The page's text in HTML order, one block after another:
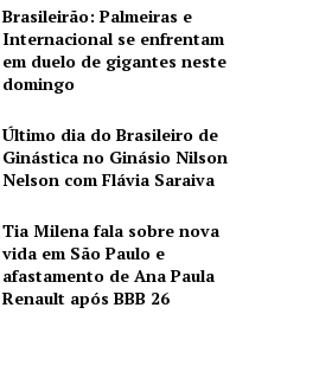
Brasileirão: Palmeiras e
Internacional se enfrentam
em duelo de gigantes neste
domingo
Último dia do Brasileiro de
Ginástica no Ginásio Nilson
Nelson com Flávia Saraiva
Tia Milena fala sobre nova
vida em São Paulo e
afastamento de Ana Paula
Renault após BBB 26